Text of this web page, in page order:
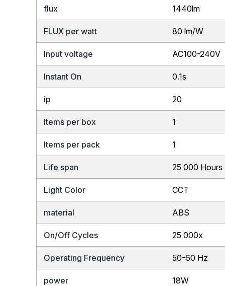
flux 1440lm
FLUX per watt 80 lm/W
Input voltage AC100-240V
Instant On 0.1s
ip 20
Items per box 1
Items per pack 1
Life span 25 000 Hours
Light Color CCT
material ABS
On/Off Cycles 25 000x
Operating Frequency 50-60 Hz
power 18W